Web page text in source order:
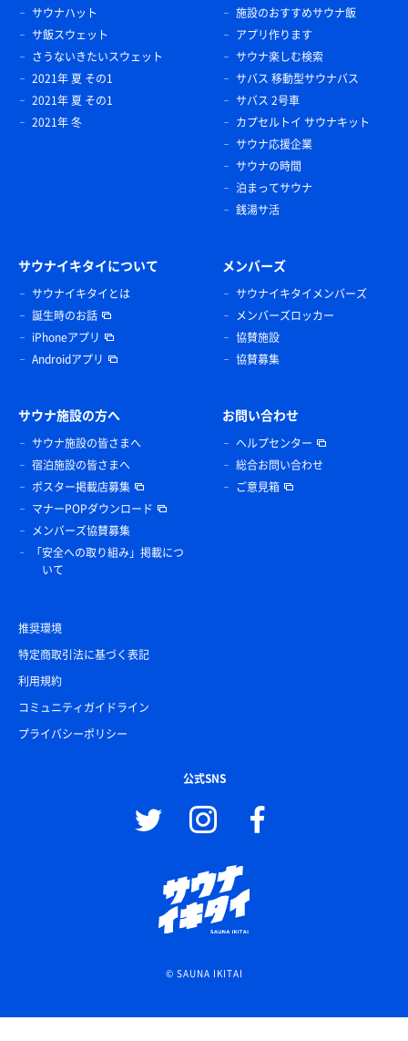
サウナハット
サ飯スウェット
さうないきたいスウェット
2021年 夏 その1
2021年 夏 その1
2021年 冬
施設のおすすめサウナ飯
アプリ作ります
サウナ楽しむ検索
サバス 移動型サウナバス
サバス 2号車
カプセルトイ サウナキット
サウナ応援企業
サウナの時間
泊まってサウナ
銭湯サ活
サウナイキタイについて
サウナイキタイとは
誕生時のお話
iPhoneアプリ
Androidアプリ
メンバーズ
サウナイキタイメンバーズ
メンバーズロッカー
協賛施設
協賛募集
サウナ施設の方へ
サウナ施設の皆さまへ
宿泊施設の皆さまへ
ポスター掲載店募集
マナーPOPダウンロード
メンバーズ協賛募集
「安全への取り組み」掲載につ
いて
お問い合わせ
ヘルプセンター
総合お問い合わせ
ご意見箱
推奨環境
特定商取引法に基づく表記
利用規約
コミュニティガイドライン
プライバシーポリシー
公式SNS
© SAUNA IKITAI